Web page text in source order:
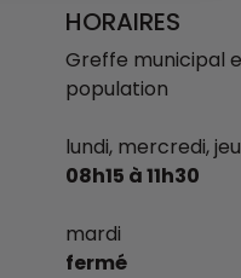
HORAIRES
Greffe municipal
population
lundi, mercredi,
08h15 à 11h30
mardi
fermé